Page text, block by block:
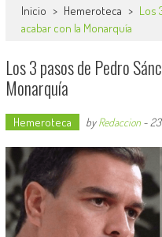
Inicio > Hemeroteca > Los
acabar con la Monarquía
Los 3 pasos de Pedro
Monarquía
Hemeroteca byRedaccion-